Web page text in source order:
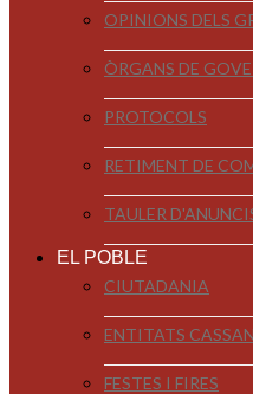
OPINIONS DELS
ÒRGANS DE
PROTOCOLS
RETIMENT DE
TAULER
EL POBLE
CIUTADANIA
ENTITATS
FESTES I FIRES